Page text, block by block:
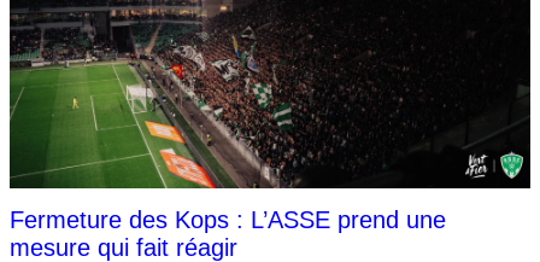
Fermeture des Kops : L’ASSE prend une
mesure qui fait réagir